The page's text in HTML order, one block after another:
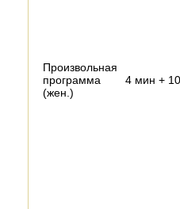
Произвольная
программа
(жен.)
4 мин +